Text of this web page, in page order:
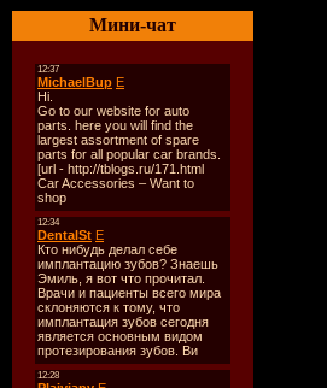
Мини-чат